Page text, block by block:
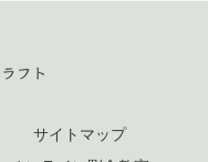
サイトマップ